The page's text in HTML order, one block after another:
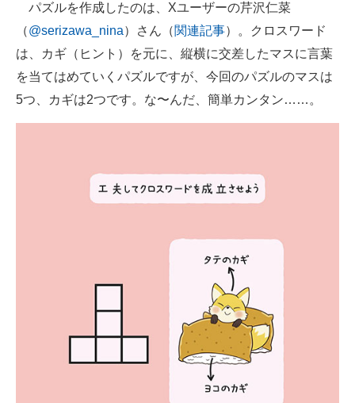
ビジネスと働き方のヒント
企業ITのトレンドを詳説
マーケ×ITの今がよく分かる
モノづくり技術者専門サイト
パズルを作成したのは、Xユーザーの芹沢仁菜
（@serizawa_nina）さん（関連記事）。クロスワード
は、カギ（ヒント）を元に、縦横に交差したマスに言葉
を当てはめていくパズルですが、今回のパズルのマスは
5つ、カギは2つです。な〜んだ、簡単カンタン……。